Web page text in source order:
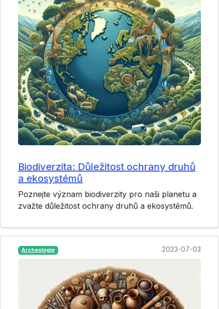
Biodiverzita: Důležitost ochrany druhů
a ekosystémů
Poznejte význam biodiverzity pro naši planetu a
zvažte důležitost ochrany druhů a ekosystémů.
Archeologie 2023-07-03